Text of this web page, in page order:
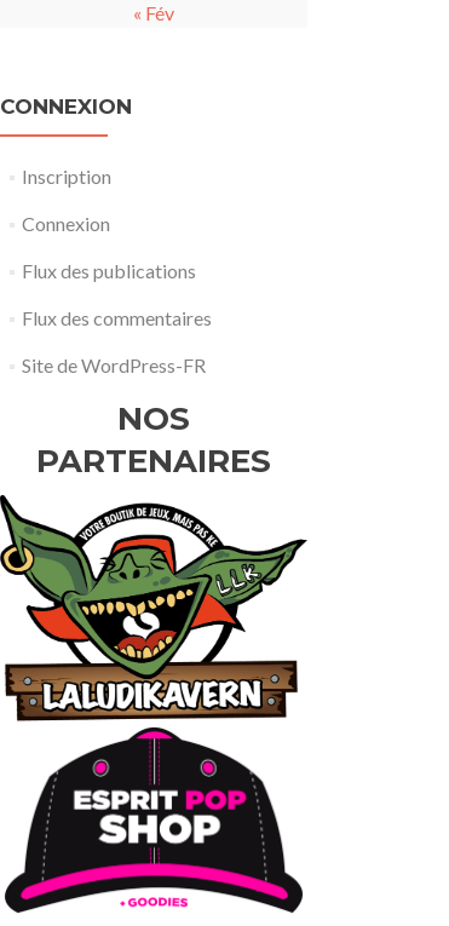
« Fév
CONNEXION
Inscription
Connexion
Flux des publications
Flux des commentaires
Site de WordPress-FR
NOS
PARTENAIRES